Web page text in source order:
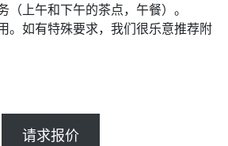
（上午和下午的茶点，午餐）。
。如有特殊要求，我们很乐意推荐附
请求报价